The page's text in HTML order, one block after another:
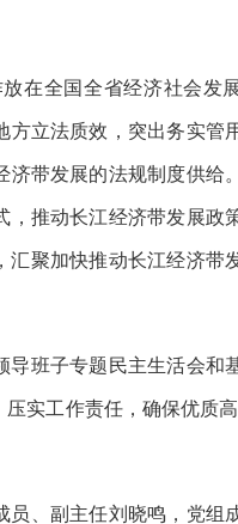
在全国全省经济社会发
方立法质效，突出务实管
济带发展的法规制度供给
，推动长江经济带发展政
汇聚加快推动长江经济带
班子专题民主生活会和
实工作责任，确保优质
、副主任刘晓鸣，党组